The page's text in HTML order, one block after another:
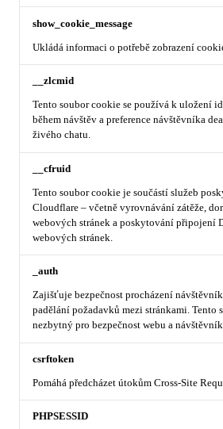
show_cookie_message
Ukládá informaci o potřebě zobrazení
__zlcmid
Tento soubor cookie se používá k uložení
během návštěv a preference návštěvníka
živého chatu.
__cfruid
Tento soubor cookie je součástí služeb
Cloudflare – včetně vyrovnávání zátěže,
webových stránek a poskytování připojení
webových stránek.
_auth
Zajišťuje bezpečnost procházení
padělání požadavků mezi stránkami. Tento
nezbytný pro bezpečnost webu a
csrftoken
Pomáhá předcházet útokům Cross-Site
PHPSESSID